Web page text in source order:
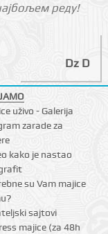
реду!
Dz D
uživo - Galerija
zarade za
kako je nastao
su Vam majice
sajtovi
majice (za 48h